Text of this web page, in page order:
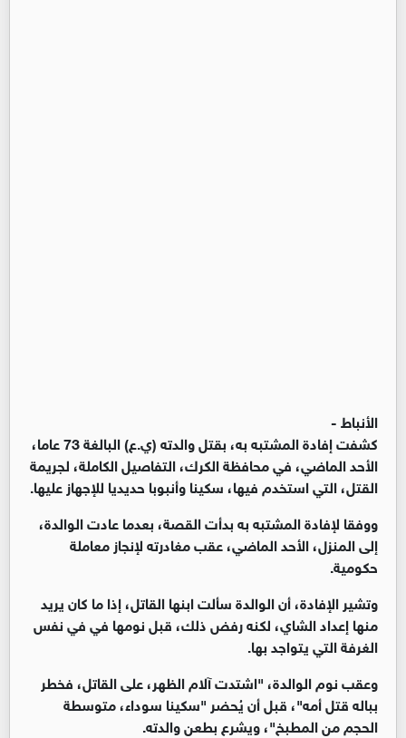
الأنباط -
كشفت إفادة المشتبه به، بقتل والدته (ي.ع) البالغة 73 عاما،
الأحد الماضي، في محافظة الكرك، التفاصيل الكاملة، لجريمة
القتل، التي استخدم فيها، سكينا وأنبوبا حديديا للإجهاز عليها.
ووفقا لإفادة المشتبه به بدأت القصة، بعدما عادت الوالدة،
إلى المنزل، الأحد الماضي، عقب مغادرته لإنجاز معاملة
حكومية.
وتشير الإفادة، أن الوالدة سألت ابنها القاتل، إذا ما كان يريد
منها إعداد الشاي، لكنه رفض ذلك، قبل نومها في في نفس
الغرفة التي يتواجد بها.
وعقب نوم الوالدة، "اشتدت آلام الظهر، على القاتل، فخطر
بباله قتل أمه"، قبل أن يُحضر "سكينا سوداء، متوسطة
الحجم من المطبخ"، ويشرع بطعن والدته.